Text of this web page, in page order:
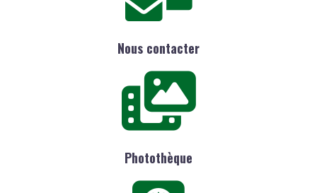
Nous contacter
Photothèque